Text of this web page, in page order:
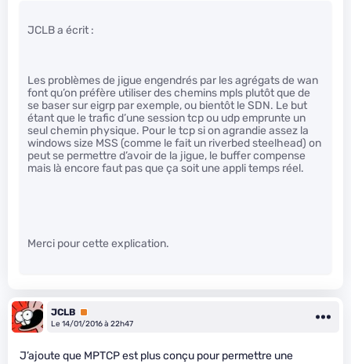
JCLB a écrit :
Les problèmes de jigue engendrés par les agrégats de wan
font qu’on préfère utiliser des chemins mpls plutôt que de
se baser sur eigrp par exemple, ou bientôt le SDN. Le but
étant que le trafic d’une session tcp ou udp emprunte un
seul chemin physique. Pour le tcp si on agrandie assez la
windows size MSS (comme le fait un riverbed steelhead) on
peut se permettre d’avoir de la jigue, le buffer compense
mais là encore faut pas que ça soit une appli temps réel.
Merci pour cette explication.
JCLB Premium
Le 14/01/2016 à 22h47
J’ajoute que MPTCP est plus conçu pour permettre une